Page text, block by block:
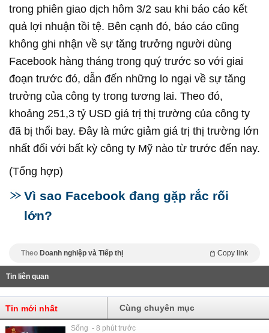
trong phiên giao dịch hôm 3/2 sau khi báo cáo kết
quả lợi nhuận tồi tệ. Bên cạnh đó, báo cáo cũng
không ghi nhận về sự tăng trưởng người dùng
Facebook hàng tháng trong quý trước so với giai
đoạn trước đó, dẫn đến những lo ngại về sự tăng
trưởng của công ty trong tương lai. Theo đó,
khoảng 251,3 tỷ USD giá trị thị trường của công ty
đã bị thổi bay. Đây là mức giảm giá trị thị trường lớn
nhất đối với bất kỳ công ty Mỹ nào từ trước đến nay.
(Tổng hợp)
Vì sao Facebook đang gặp rắc rối
lớn?
Theo Doanh nghiệp và Tiếp thị Copy link
Tin liên quan
Tin mới nhất Cùng chuyên mục
Sống - 8 phút trước